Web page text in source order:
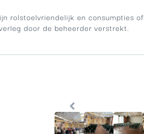
rolstoelvriendelijk en consumpties
door de beheerder verstrekt.